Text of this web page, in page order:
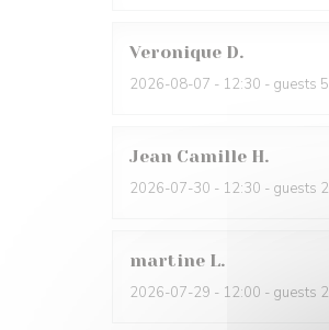
Veronique D
2026-08-07 - 12:30 - guests 5
Jean Camille H
2026-07-30 - 12:30 - guests 2
martine L
2026-07-29 - 12:00 - guests 2